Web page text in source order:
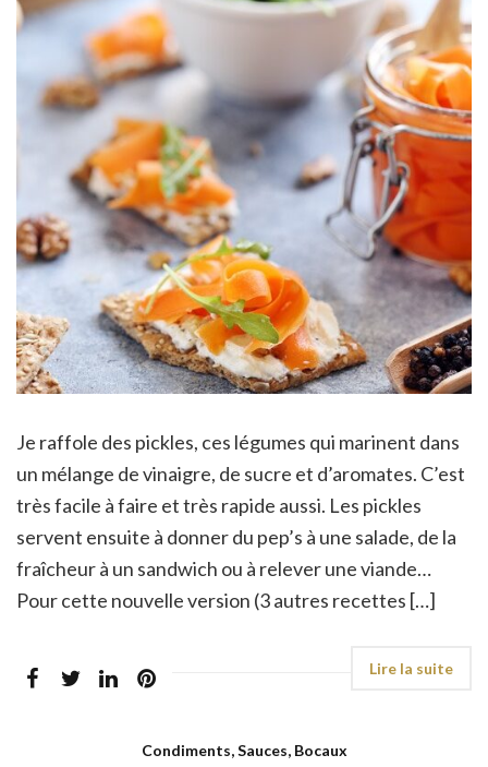
Je raffole des pickles, ces légumes qui marinent dans
un mélange de vinaigre, de sucre et d’aromates. C’est
très facile à faire et très rapide aussi. Les pickles
servent ensuite à donner du pep’s à une salade, de la
fraîcheur à un sandwich ou à relever une viande…
Pour cette nouvelle version (3 autres recettes […]
Condiments, Sauces, Bocaux